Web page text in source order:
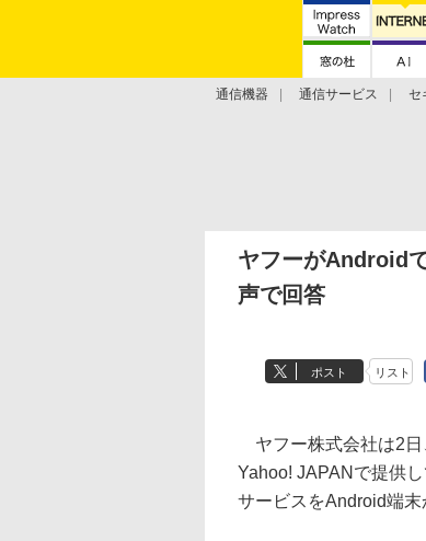
通信機器 通信サービス セ
ヤフーがAndroid
声で回答
ポスト リスト
ヤフー株式会社は2日
Yahoo! JAPANで提供
サービスをAndroid端末